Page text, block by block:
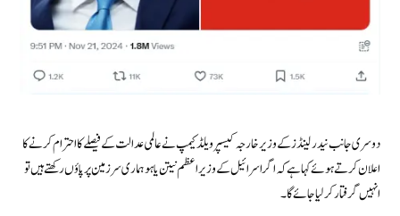
دوسری جانب نیدرلینڈز کے وزیرخارجہ کیسپر ویلڈ کیمپ نے عالمی عدالت کے فیصلے کا احترام کرنے کا
اعلان کرتے ہوئے کہا ہے کہ اگر اسرائیل کے وزیراعظم نیتن یاہو ہماری سرزمین پر پاؤں رکھتے ہیں تو
انہیں گرفتار کرلیا جائے گا۔